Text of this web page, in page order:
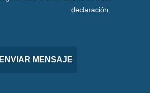
declaración.